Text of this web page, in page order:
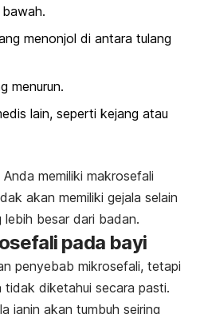
menonjol di antara tulang
menurun.
lain, seperti kejang atau
memiliki makrosefali
akan memiliki gejala selain
besar dari badan.
pada bayi
penyebab mikrosefali, tetapi
diketahui secara pasti.
janin akan tumbuh seiring